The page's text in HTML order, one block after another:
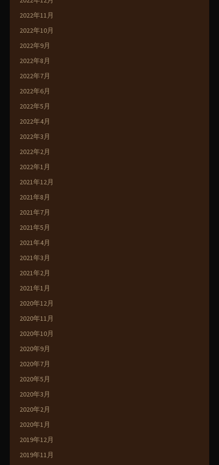
2022年11月
2022年10月
2022年9月
2022年8月
2022年7月
2022年6月
2022年5月
2022年4月
2022年3月
2022年2月
2022年1月
2021年12月
2021年8月
2021年7月
2021年5月
2021年4月
2021年3月
2021年2月
2021年1月
2020年12月
2020年11月
2020年10月
2020年9月
2020年7月
2020年5月
2020年3月
2020年2月
2020年1月
2019年12月
2019年11月